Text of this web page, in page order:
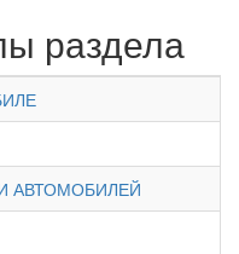
раздела
АВТОМОБИЛЕЙ